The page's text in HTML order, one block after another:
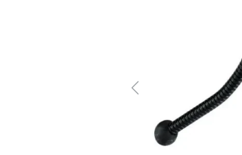
Previous